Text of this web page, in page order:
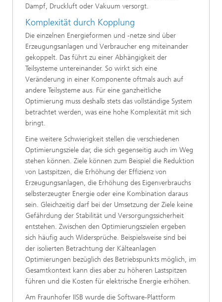
Dampf, Druckluft oder Vakuum versorgt.
Komplexität durch Kopplung
Die einzelnen Energieformen und -netze sind über
Erzeugungsanlagen und Verbraucher eng miteinander
gekoppelt. Das führt zu einer Abhängigkeit der
Teilsysteme untereinander. So wirkt sich eine
Veränderung in einer Komponente oftmals auch auf
andere Teilsysteme aus. Für eine ganzheitliche
Optimierung muss deshalb stets das vollständige System
betrachtet werden, was eine hohe Komplexität mit sich
bringt.
Eine weitere Schwierigkeit stellen die verschiedenen
Optimierungsziele dar, die sich gegenseitig auch im Weg
stehen können. Ziele können zum Beispiel die Reduktion
von Lastspitzen, die Erhöhung der Effizienz von
Erzeugungsanlagen, die Erhöhung des Eigenverbrauchs
selbsterzeugter Energie oder eine Kombination daraus
sein. Gleichzeitig darf bei der Umsetzung der Ziele keine
Gefährdung der Stabilität und Versorgungssicherheit
entstehen. Zwischen den Optimierungszielen ergeben
sich häufig auch Widersprüche. Beispielsweise sind bei
der isolierten Betrachtung der Kälteanlagen
Optimierungen bezüglich des Betriebspunkts möglich, im
Gesamtkontext kann dies aber zu höheren Lastspitzen
führen und die Kosten für elektrische Energie erhöhen.
Am Fraunhofer IISB wurde die Software-Plattform